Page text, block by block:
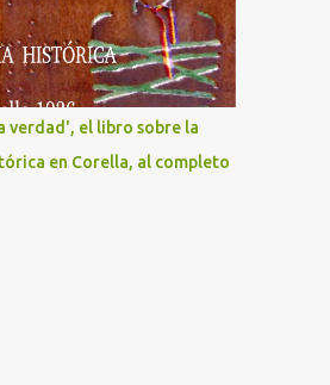
verdad', el libro sobre la
en Corella, al completo